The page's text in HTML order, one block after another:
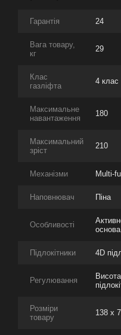
Гарантія 24
Вага товару,
кг
29
Клас
газліфта
4 клас
Максимальне
навантаження
180
Максимальний
зріст
210
Механізми Multi-
Наповнювач Піна
Особливості
Підлокітники 4D
Регулювання
Розміри
товару
138 х